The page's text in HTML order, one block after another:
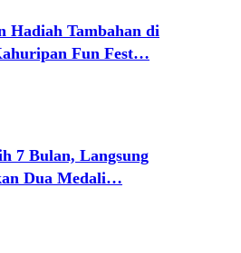
Hadiah Tambahan di
Fun Fest…
7 Bulan, Langsung
Dua Medali…